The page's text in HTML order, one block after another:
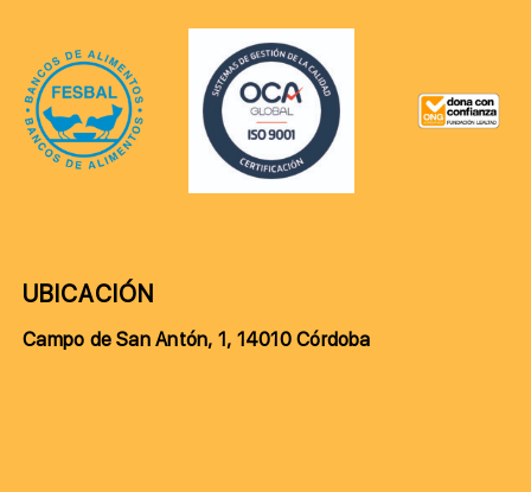
UBICACIÓN
Campo de San Antón, 1, 14010 Córdoba